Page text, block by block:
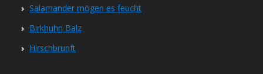
Salamander mögen es feucht
Birkhuhn Balz
Hirschbrunft